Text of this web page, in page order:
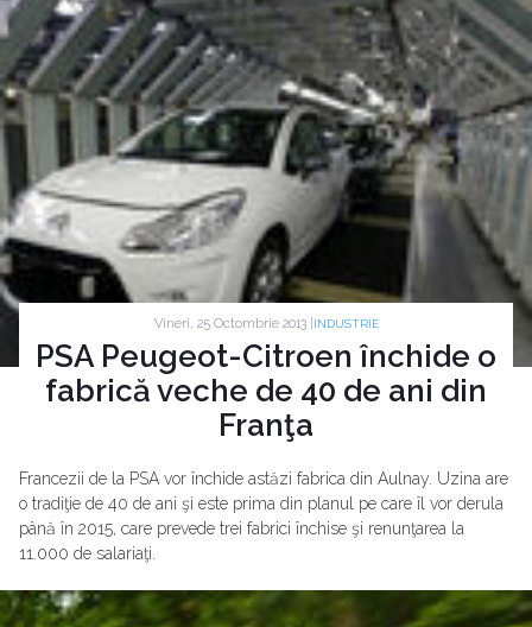
Vineri, 25 Octombrie 2013 | INDUSTRIE
PSA Peugeot-Citroen închide o
fabrică veche de 40 de ani din
Franţa
Francezii de la PSA vor închide astăzi fabrica din Aulnay. Uzina are
o tradiţie de 40 de ani şi este prima din planul pe care îl vor derula
până în 2015, care prevede trei fabrici închise şi renunţarea la
11.000 de salariaţi.